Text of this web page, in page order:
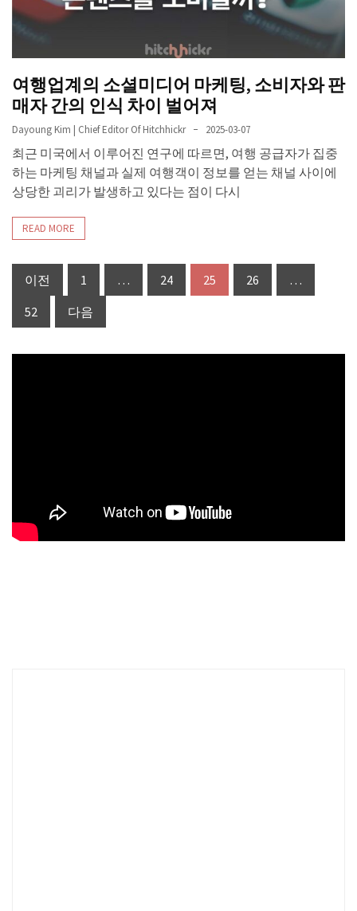
여행업계의 소셜미디어 마케팅, 소비자와 판
매자 간의 인식 차이 벌어져
Dayoung Kim | Chief Editor Of Hitchhickr 2025-03-07
최근 미국에서 이루어진 연구에 따르면, 여행 공급자가 집중
하는 마케팅 채널과 실제 여행객이 정보를 얻는 채널 사이에
상당한 괴리가 발생하고 있다는 점이 다시
READ MORE
글
페
이
지
이전 1 … 24 25 26
…
52
다음